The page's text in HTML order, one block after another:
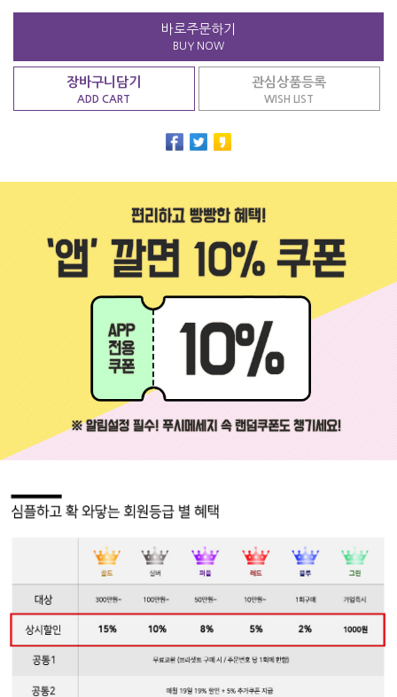
바로주문하기
BUY NOW
장바구니담기
ADD CART
관심상품등록
WISH LIST